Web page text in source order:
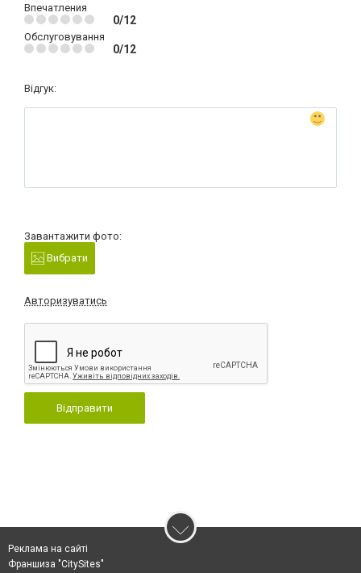
Впечатления
0/12
Обслуговування
0/12
Відгук:
Завантажити фото:
Вибрати
Авторизуватись
Відправити
Реклама на сайті
Франшиза "CitySites"